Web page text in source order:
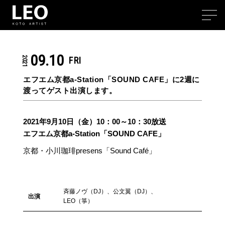
2021 09.10 FRI
エフエム京都a-Station「SOUND CAFE」に2週に
渡ってゲスト出演します。
2021年9月10日（金）10：00～10：30放送
エフエム京都a-Station「SOUND CAFE」
京都・小川珈琲presens「Sound Café」
出演
斉藤ノヴ（DJ）、公文翼（DJ）、
LEO（箏）